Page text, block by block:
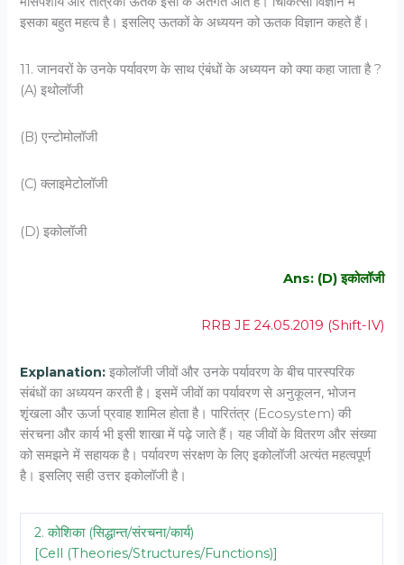
इसका बहुत महत्व है। इसलिए ऊतकों के अध्ययन को ऊतक विज्ञान कहते हैं।
11. जानवरों के उनके पर्यावरण के साथ एंबंधों के अध्‍ययन को क्‍या कहा जाता है ?
(A) इथोलॉजी
(B) एन्‍टोमोलॉजी
(C) क्‍लाइमेटोलॉजी
(D) इकोलॉजी
Ans: (D) इकोलॉजी
RRB JE 24.05.2019 (Shift-IV)
Explanation: इकोलॉजी जीवों और उनके पर्यावरण के बीच पारस्परिक
संबंधों का अध्ययन करती है। इसमें जीवों का पर्यावरण से अनुकूलन, भोजन
शृंखला और ऊर्जा प्रवाह शामिल होता है। पारितंत्र (Ecosystem) की
संरचना और कार्य भी इसी शाखा में पढ़े जाते हैं। यह जीवों के वितरण और संख्या
को समझने में सहायक है। पर्यावरण संरक्षण के लिए इकोलॉजी अत्यंत महत्वपूर्ण
है। इसलिए सही उत्तर इकोलॉजी है।
2. कोशिका (सिद्धान्त/संरचना/कार्य)
[Cell (Theories/Structures/Functions)]